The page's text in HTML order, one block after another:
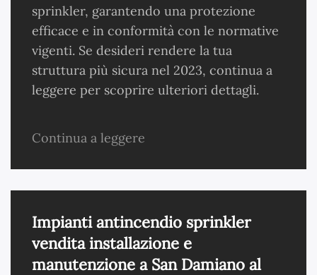
sprinkler, garantendo una protezione
efficace e in conformità con le normative
vigenti. Se desideri rendere la tua
struttura più sicura nel 2023, continua a
leggere per scoprire ulteriori dettagli.
Continua a leggere
Impianti antincendio sprinkler
vendita installazione e
manutenzione a San Damiano al